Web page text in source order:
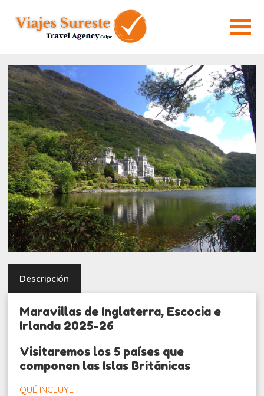
Descripción
Maravillas de Inglaterra, Escocia e
Irlanda 2025-26
Visitaremos los 5 países que
componen las Islas Británicas
QUÉ INCLUYE